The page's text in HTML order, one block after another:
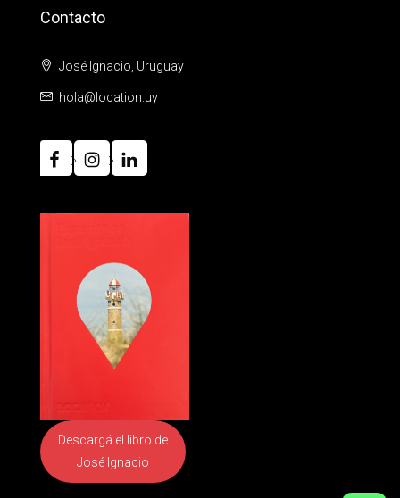
Contacto
José Ignacio, Uruguay
hola@location.uy
Descargá el libro de
José Ignacio